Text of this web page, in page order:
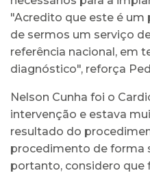
"Acredito que este é um
de sermos um serviço
referência nacional, em
diagnóstico", reforça
Nelson Cunha foi o
intervenção e estava
resultado do
procedimento de forma
portanto, considero que